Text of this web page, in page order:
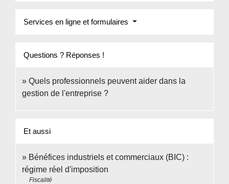
Services en ligne et formulaires
Questions ? Réponses !
Quels professionnels peuvent aider dans la
gestion de l'entreprise ?
Et aussi
Bénéfices industriels et commerciaux (BIC) :
régime réel d'imposition
Fiscalité